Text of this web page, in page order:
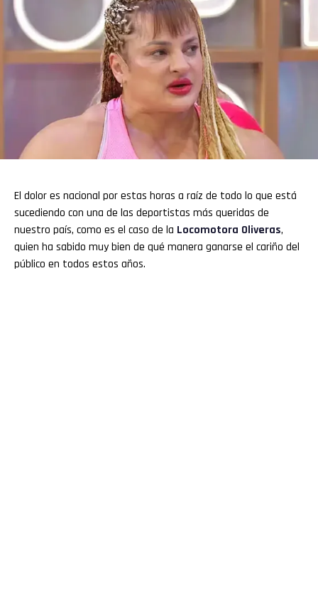
El dolor es nacional por estas horas a raíz de todo lo que está
sucediendo con una de las deportistas más queridas de
nuestro país, como es el caso de la Locomotora Oliveras,
quien ha sabido muy bien de qué manera ganarse el cariño del
público en todos estos años.